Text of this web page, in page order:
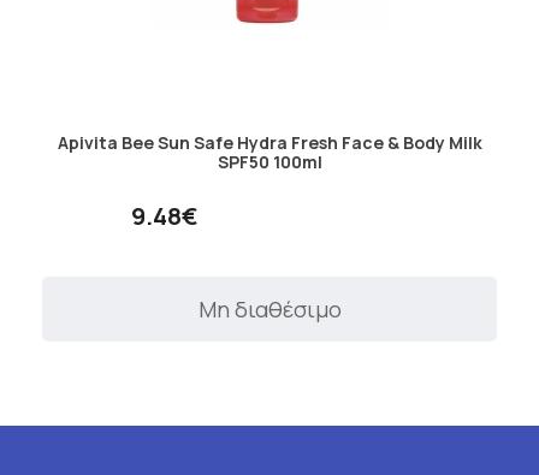
Apivita Bee Sun Safe Hydra Fresh Face & Body Milk
SPF50 100ml
9.48€
Μη διαθέσιμο